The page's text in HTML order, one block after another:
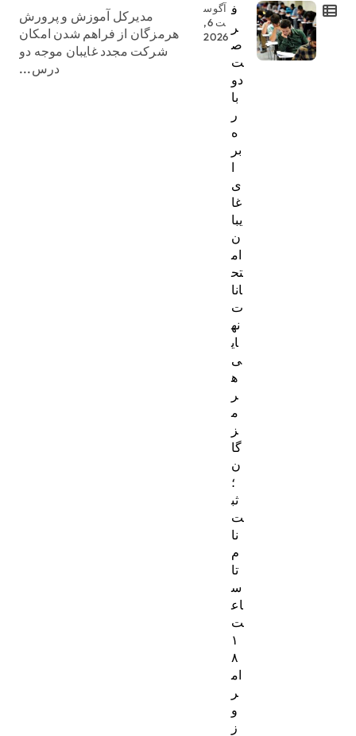
ف
ر
ص
ت
دو
با
ر
ه
بر
ا
ی
غا
یبا
ن
ام
تح
انا
ت
نه
ای
ی
ه
ر
م
ز
گا
ن
؛
ثب
ت‌
نا
م
تا
س
اع
ت
۱
۸
ام
ر
و
ز
آگوس
ت 6,
2026
مدیرکل آموزش و پرورش
هرمزگان از فراهم شدن امکان
شرکت مجدد غایبان موجه دو
درس...